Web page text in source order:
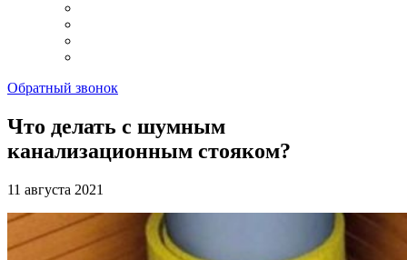
Обратный звонок
Что делать с шумным
канализационным стояком?
11 августа 2021